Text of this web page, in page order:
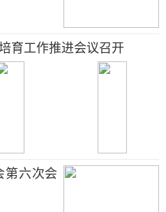
育工作推进会议召开
第六次会